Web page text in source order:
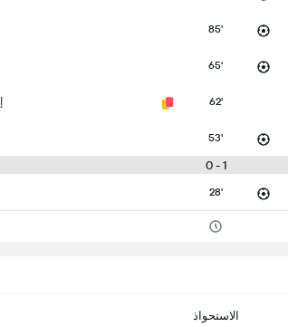
85'
65'
62'
53'
1 - 0
28'
الاستحواذ